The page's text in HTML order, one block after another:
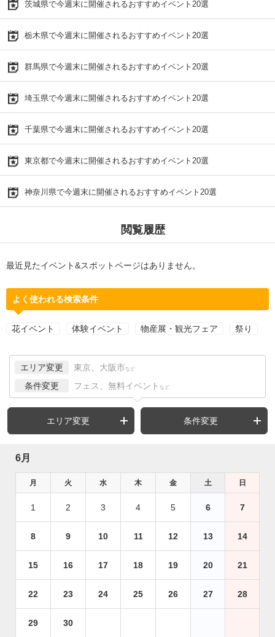
茨城県で今週末に開催されるおすすめイベント20選
栃木県で今週末に開催されるおすすめイベント20選
群馬県で今週末に開催されるおすすめイベント20選
埼玉県で今週末に開催されるおすすめイベント20選
千葉県で今週末に開催されるおすすめイベント20選
東京都で今週末に開催されるおすすめイベント20選
神奈川県で今週末に開催されるおすすめイベント20選
閲覧履歴
最近見たイベント&スポットページはありません。
よく使われる検索条件
花イベント 体験イベント 物産展・観光フェア 祭り
エリア変更 東京、大阪市 など
条件変更 フェス、無料イベント など
エリア変更 条件変更
6月
月 火 水 木 金 土 日
1 2 3 4 5 6 7
8 9 10 11 12 13 14
15 16 17 18 19 20 21
22 23 24 25 26 27 28
29 30